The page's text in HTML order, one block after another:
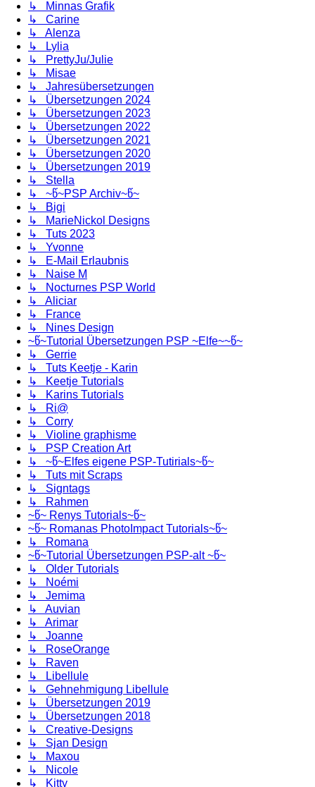
↳ Minnas Grafik
↳ Carine
↳ Alenza
↳ Lylia
↳ PrettyJu/Julie
↳ Misae
↳ Jahresübersetzungen
↳ Übersetzungen 2024
↳ Übersetzungen 2023
↳ Übersetzungen 2022
↳ Übersetzungen 2021
↳ Übersetzungen 2020
↳ Übersetzungen 2019
↳ Stella
↳ ~წ~PSP Archiv~წ~
↳ Bigi
↳ MarieNickol Designs
↳ Tuts 2023
↳ Yvonne
↳ E-Mail Erlaubnis
↳ Naise M
↳ Nocturnes PSP World
↳ Aliciar
↳ France
↳ Nines Design
~წ~Tutorial Übersetzungen PSP ~Elfe~~წ~
↳ Gerrie
↳ Tuts Keetje - Karin
↳ Keetje Tutorials
↳ Karins Tutorials
↳ Ri@
↳ Corry
↳ Violine graphisme
↳ PSP Creation Art
↳ ~წ~Elfes eigene PSP-Tutirials~წ~
↳ Tuts mit Scraps
↳ Signtags
↳ Rahmen
~წ~ Renys Tutorials~წ~
~წ~ Romanas PhotoImpact Tutorials~წ~
↳ Romana
~წ~Tutorial Übersetzungen PSP-alt ~წ~
↳ Older Tutorials
↳ Noémi
↳ Jemima
↳ Auvian
↳ Arimar
↳ Joanne
↳ RoseOrange
↳ Raven
↳ Libellule
↳ Gehnehmigung Libellule
↳ Übersetzungen 2019
↳ Übersetzungen 2018
↳ Creative-Designs
↳ Sjan Design
↳ Maxou
↳ Nicole
↳ Kitty